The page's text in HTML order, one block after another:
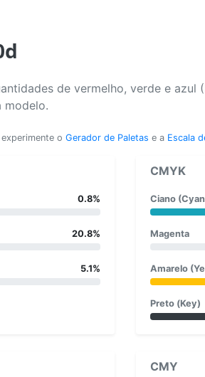
de vermelho, verde e azul
modelo.
o Gerador de Paletas e a Escala
0.8%
20.8%
5.1%
CMYK
Ciano
Magenta
Amarelo
Preto (Key)
CMY